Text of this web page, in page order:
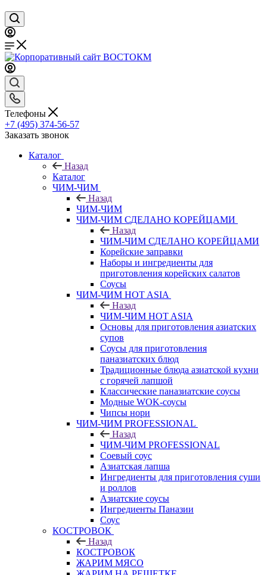
Телефоны
+7 (495) 374-56-57
Заказать звонок
Каталог
Назад
Каталог
ЧИМ-ЧИМ
Назад
ЧИМ-ЧИМ
ЧИМ-ЧИМ СДЕЛАНО КОРЕЙЦАМИ
Назад
ЧИМ-ЧИМ СДЕЛАНО КОРЕЙЦАМИ
Корейские заправки
Наборы и ингредиенты для
приготовления корейских салатов
Соусы
ЧИМ-ЧИМ HOT ASIA
Назад
ЧИМ-ЧИМ HOT ASIA
Основы для приготовления азиатских
супов
Соусы для приготовления
паназиатских блюд
Традиционные блюда азиатской кухни
с горячей лапшой
Классические паназиатские соусы
Модные WOK-соусы
Чипсы нори
ЧИМ-ЧИМ PROFESSIONAL
Назад
ЧИМ-ЧИМ PROFESSIONAL
Соевый соус
Азиатская лапша
Ингредиенты для приготовления суши
и роллов
Азиатские соусы
Ингредиенты Паназии
Соус
КОСТРОВОК
Назад
КОСТРОВОК
ЖАРИМ МЯСО